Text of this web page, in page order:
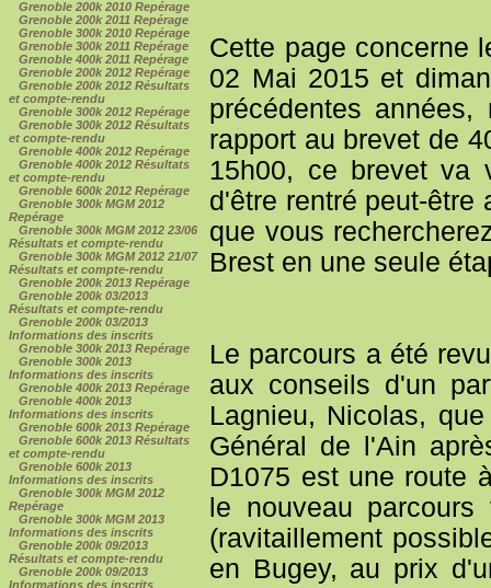
Grenoble 200k 2010 Repérage
Grenoble 200k 2011 Repérage
Grenoble 300k 2010 Repérage
Grenoble 300k 2011 Repérage
Grenoble 400k 2011 Repérage
Grenoble 200k 2012 Repérage
Grenoble 200k 2012 Résultats
et compte-rendu
Grenoble 300k 2012 Repérage
Grenoble 300k 2012 Résultats
et compte-rendu
Grenoble 400k 2012 Repérage
Grenoble 400k 2012 Résultats
et compte-rendu
Grenoble 600k 2012 Repérage
Grenoble 300k MGM 2012
Repérage
Grenoble 300k MGM 2012 23/06
Résultats et compte-rendu
Grenoble 300k MGM 2012 21/07
Résultats et compte-rendu
Grenoble 200k 2013 Repérage
Grenoble 200k 03/2013
Résultats et compte-rendu
Grenoble 200k 03/2013
Informations des inscrits
Grenoble 300k 2013 Repérage
Grenoble 300k 2013
Informations des inscrits
Grenoble 400k 2013 Repérage
Grenoble 400k 2013
Informations des inscrits
Grenoble 600k 2013 Repérage
Grenoble 600k 2013 Résultats
et compte-rendu
Grenoble 600k 2013
Informations des inscrits
Grenoble 300k MGM 2012
Repérage
Grenoble 300k MGM 2013
Informations des inscrits
Grenoble 200k 09/2013
Résultats et compte-rendu
Grenoble 200k 09/2013
Informations des inscrits
Cette page concerne
02 Mai 2015 et
précédentes
rapport au brevet de
15h00, ce brevet va
d'être rentré peut-être
que vous
Brest en une seule
Le parcours a été
aux conseils d'un
Lagnieu, Nicolas,
Général de l'Ain
D1075 est une route
le nouveau
(ravitaillement
en Bugey, au prix